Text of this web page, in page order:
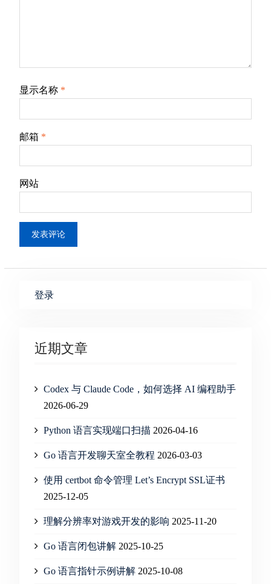
显示名称 *
邮箱 *
网站
登录
近期文章
Codex 与 Claude Code，如何选择 AI 编程助手
2026-06-29
Python 语言实现端口扫描 2026-04-16
Go 语言开发聊天室全教程 2026-03-03
使用 certbot 命令管理 Let’s Encrypt SSL证书
2025-12-05
理解分辨率对游戏开发的影响 2025-11-20
Go 语言闭包讲解 2025-10-25
Go 语言指针示例讲解 2025-10-08